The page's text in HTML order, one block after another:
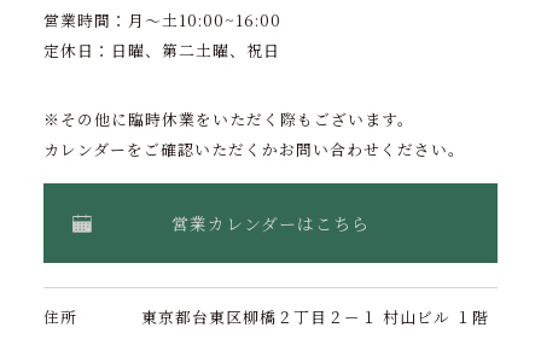
営業時間：月〜土10:00~16:00
定休日：日曜、第二土曜、祝日
※その他に臨時休業をいただく際もございます。
カレンダーをご確認いただくかお問い合わせください。
営業カレンダーはこちら
住所 東京都台東区柳橋２丁目２－１ 村山ビル １階